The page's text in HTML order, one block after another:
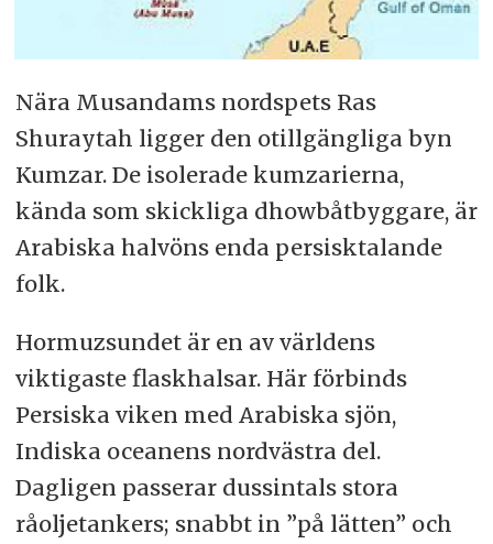
Nära Musandams nordspets Ras
Shuraytah ligger den otillgängliga byn
Kumzar. De isolerade kumzarierna,
kända som skickliga dhowbåtbyggare, är
Arabiska halvöns enda persisktalande
folk.
Hormuzsundet är en av världens
viktigaste flaskhalsar. Här förbinds
Persiska viken med Arabiska sjön,
Indiska oceanens nordvästra del.
Dagligen passerar dussintals stora
råoljetankers; snabbt in ”på lätten” och